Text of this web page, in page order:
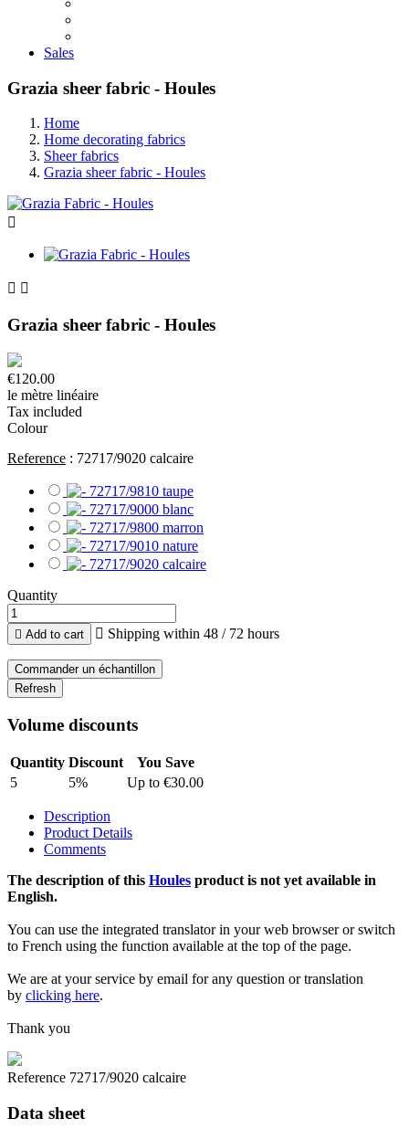
Sales
Grazia sheer fabric - Houles
Home
Home decorating fabrics
Sheer fabrics
Grazia sheer fabric - Houles

 
Grazia sheer fabric - Houles
€120.00
le mètre linéaire
Tax included
Colour
Reference : 72717/9020 calcaire
Quantity
 Add to cart  Shipping within 48 / 72 hours
Commander un échantillon
Volume discounts
Quantity Discount
You Save
5
5% Up to €30.00
Description
Product Details
Comments
The description of this Houles product is not yet available in
English.
You can use the integrated translator in your web browser or switch
to French using the function available at the top of the page.
We are at your service by email for any question or translation
by clicking here.
Thank you
Reference 72717/9020 calcaire
Data sheet